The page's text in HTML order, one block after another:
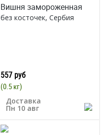
Вишня замороженная
без косточек, Сербия
557 руб
(0.5 кг)
Доставка
Пн 10 авг